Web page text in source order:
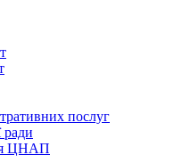
послуг
ради
ЦНАП